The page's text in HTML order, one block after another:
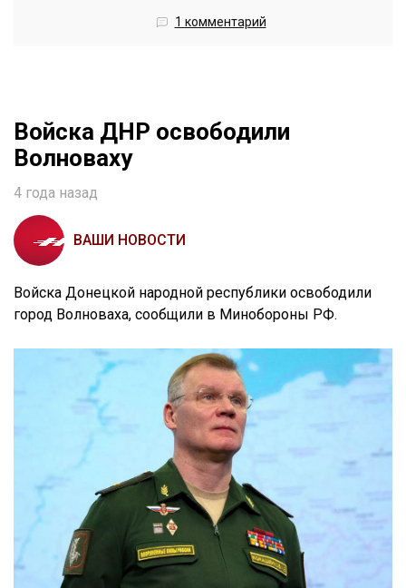
1 комментарий
Войска ДНР освободили
Волноваху
4 года назад
ВАШИ НОВОСТИ
Войска Донецкой народной республики освободили
город Волноваха, сообщили в Минобороны РФ.